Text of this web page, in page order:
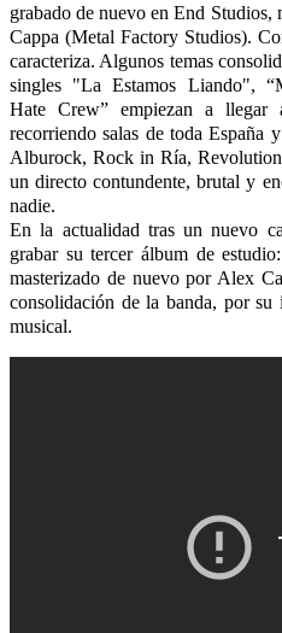
grabado de nuevo en End
Cappa (Metal Factory Studios).
caracteriza. Algunos temas
singles "La Estamos Liando",
Hate Crew” empiezan a
recorriendo salas de toda España
Alburock, Rock in Ría,
un directo contundente, brutal y
nadie.
En la actualidad tras un nuevo
grabar su tercer álbum de
masterizado de nuevo por Alex
consolidación de la banda, por
musical.